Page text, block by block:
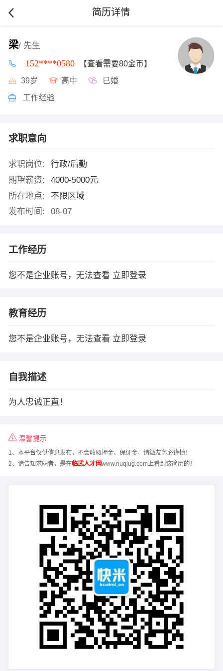
简历详情
梁/ 先生
152****0580 【查看需要80金币】
39岁 高中 已婚
工作经验
求职意向
求职岗位:
行政/后勤
期望薪资:
4000-5000元
所在地点:
不限区域
发布时间:
08-07
工作经历
您不是企业账号，无法查看 立即登录
教育经历
您不是企业账号，无法查看 立即登录
自我描述
为人忠诚正直！
温馨提示
1、本平台仅供信息发布，不会收取押金、保证金，请微友务必谨慎！
2、请告知求职者，是在临武人才网www.nuqlug.com上看到该简历的！